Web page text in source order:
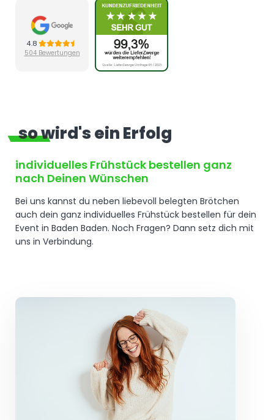
4.8
504 Bewertungen
so wird's ein Erfolg
individuelles Frühstück bestellen ganz
nach Deinen Wünschen
Bei uns kannst du neben liebevoll belegten Brötchen
auch dein ganz individuelles Frühstück bestellen für dein
Event in Baden Baden. Noch Fragen? Dann setz dich mit
uns in Verbindung.